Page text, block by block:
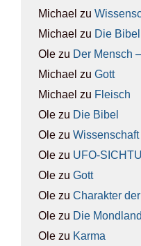
Michael zu
Michael zu Die Bibel
Ole zu Der Mensch
Michael zu Gott
Michael zu Fleisch
Ole zu Die Bibel
Ole zu
Ole zu UFO-
Ole zu Gott
Ole zu Cha­rak­ter
Ole zu Die
Ole zu Kar­ma